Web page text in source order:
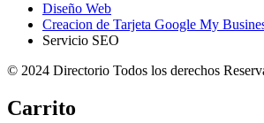
Diseño Web
Creacion de Tarjeta Google My
Servicio SEO
© 2024 Directorio Todos los derechos
Carrito